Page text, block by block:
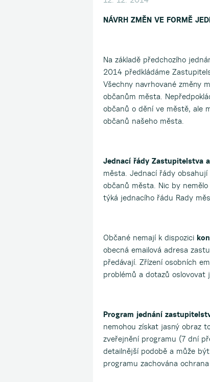
NÁVRH ZMĚN VE FORMĚ
Na základě předchozího
2014 předkládáme
Všechny navrhované změny
občanům města.
občanů o dění ve městě, ale
občanů našeho města.
Jednací řády Zastupitelstva
města. Jednací řády
občanů města. Nic by
týká jednacího řádu Rady
Občané nemají k dispozici
obecná emailová adresa
předávají. Zřízení osobních
problémů a dotazů
Program jednání
nemohou získat jasný obraz
zveřejnění programu (7 dní
detailnější podobě a může
programu zachována